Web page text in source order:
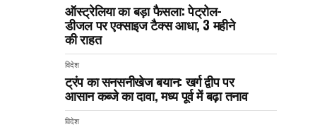
ऑस्ट्रेलिया का बड़ा फैसला: पेट्रोल-
डीजल पर एक्साइज टैक्स आधा, 3 महीने
की राहत
विदेश
ट्रंप का सनसनीखेज बयान: खर्ग द्वीप पर
आसान कब्जे का दावा, मध्य पूर्व में बढ़ा तनाव
विदेश